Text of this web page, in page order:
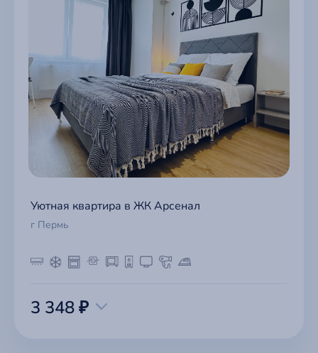
Уютная квартира в ЖК Арсенал
г Пермь
3 348 ₽